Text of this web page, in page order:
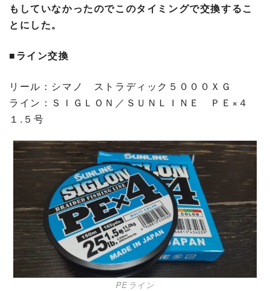
もしていなかったのでこのタイミングで交換するこ
とにした。
■ライン交換
リール：シマノ ストラディック５０００ＸＧ
ライン：ＳＩＧＬＯＮ／ＳＵＮＬＩＮＥ ＰＥ×４
１.５号
PEライン